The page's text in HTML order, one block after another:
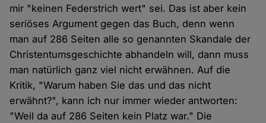
mir "keinen Federstrich wert" sei. Das ist aber kein
seriöses Argument gegen das Buch, denn wenn
man auf 286 Seiten alle so genannten Skandale der
Christentumsgeschichte abhandeln will, dann muss
man natürlich ganz viel nicht erwähnen. Auf die
Kritik, "Warum haben Sie das und das nicht
erwähnt?", kann ich nur immer wieder antworten:
"Weil da auf 286 Seiten kein Platz war." Die